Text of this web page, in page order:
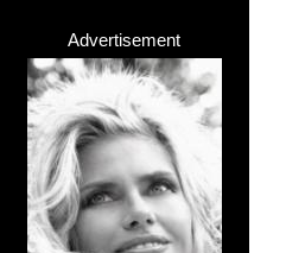
Advertisement